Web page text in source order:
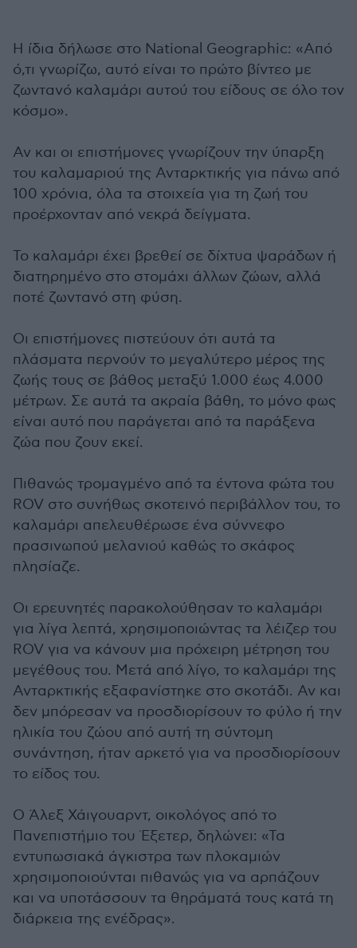
Η ίδια δήλωσε στο National Geographic: «Από
ό,τι γνωρίζω, αυτό είναι το πρώτο βίντεο με
ζωντανό καλαμάρι αυτού του είδους σε όλο τον
κόσμο».
Αν και οι επιστήμονες γνωρίζουν την ύπαρξη
του καλαμαριού της Ανταρκτικής για πάνω από
100 χρόνια, όλα τα στοιχεία για τη ζωή του
προέρχονταν από νεκρά δείγματα.
Το καλαμάρι έχει βρεθεί σε δίχτυα ψαράδων ή
διατηρημένο στο στομάχι άλλων ζώων, αλλά
ποτέ ζωντανό στη φύση.
Οι επιστήμονες πιστεύουν ότι αυτά τα
πλάσματα περνούν το μεγαλύτερο μέρος της
ζωής τους σε βάθος μεταξύ 1.000 έως 4.000
μέτρων. Σε αυτά τα ακραία βάθη, το μόνο φως
είναι αυτό που παράγεται από τα παράξενα
ζώα που ζουν εκεί.
Πιθανώς τρομαγμένο από τα έντονα φώτα του
ROV στο συνήθως σκοτεινό περιβάλλον του, το
καλαμάρι απελευθέρωσε ένα σύννεφο
πρασινωπού μελανιού καθώς το σκάφος
πλησίαζε.
Οι ερευνητές παρακολούθησαν το καλαμάρι
για λίγα λεπτά, χρησιμοποιώντας τα λέιζερ του
ROV για να κάνουν μια πρόχειρη μέτρηση του
μεγέθους του. Μετά από λίγο, το καλαμάρι της
Ανταρκτικής εξαφανίστηκε στο σκοτάδι. Αν και
δεν μπόρεσαν να προσδιορίσουν το φύλο ή την
ηλικία του ζώου από αυτή τη σύντομη
συνάντηση, ήταν αρκετό για να προσδιορίσουν
το είδος του.
Ο Άλεξ Χάιγουαρντ, οικολόγος από το
Πανεπιστήμιο του Έξετερ, δηλώνει: «Τα
εντυπωσιακά άγκιστρα των πλοκαμιών
χρησιμοποιούνται πιθανώς για να αρπάζουν
και να υποτάσσουν τα θηράματά τους κατά τη
διάρκεια της ενέδρας».